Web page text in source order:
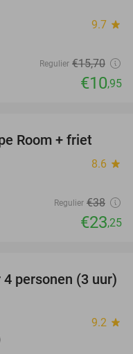
9.7 star
Regulier €15,70
€10,95
39%
Room + friet
8.6 star
Regulier €38
€23,25
31%
personen (3 uur)
9.2 star